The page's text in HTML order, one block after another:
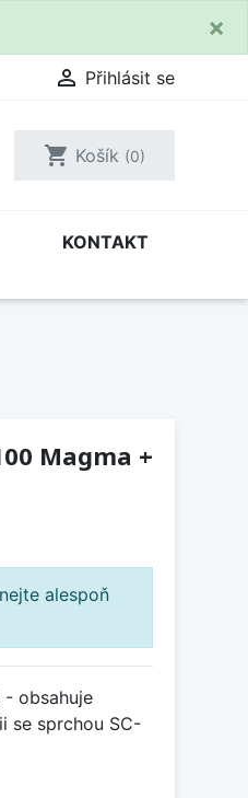
×
 Přihlásit se
shopping_cart Košík (0)
KONTAKT
Magma +
alespoň
- obsahuje
se sprchou SC-